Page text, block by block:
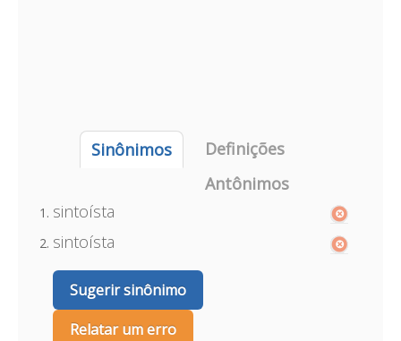
Sinônimos
Definições
Antônimos
sintoísta
sintoísta
Sugerir sinônimo
Relatar um erro